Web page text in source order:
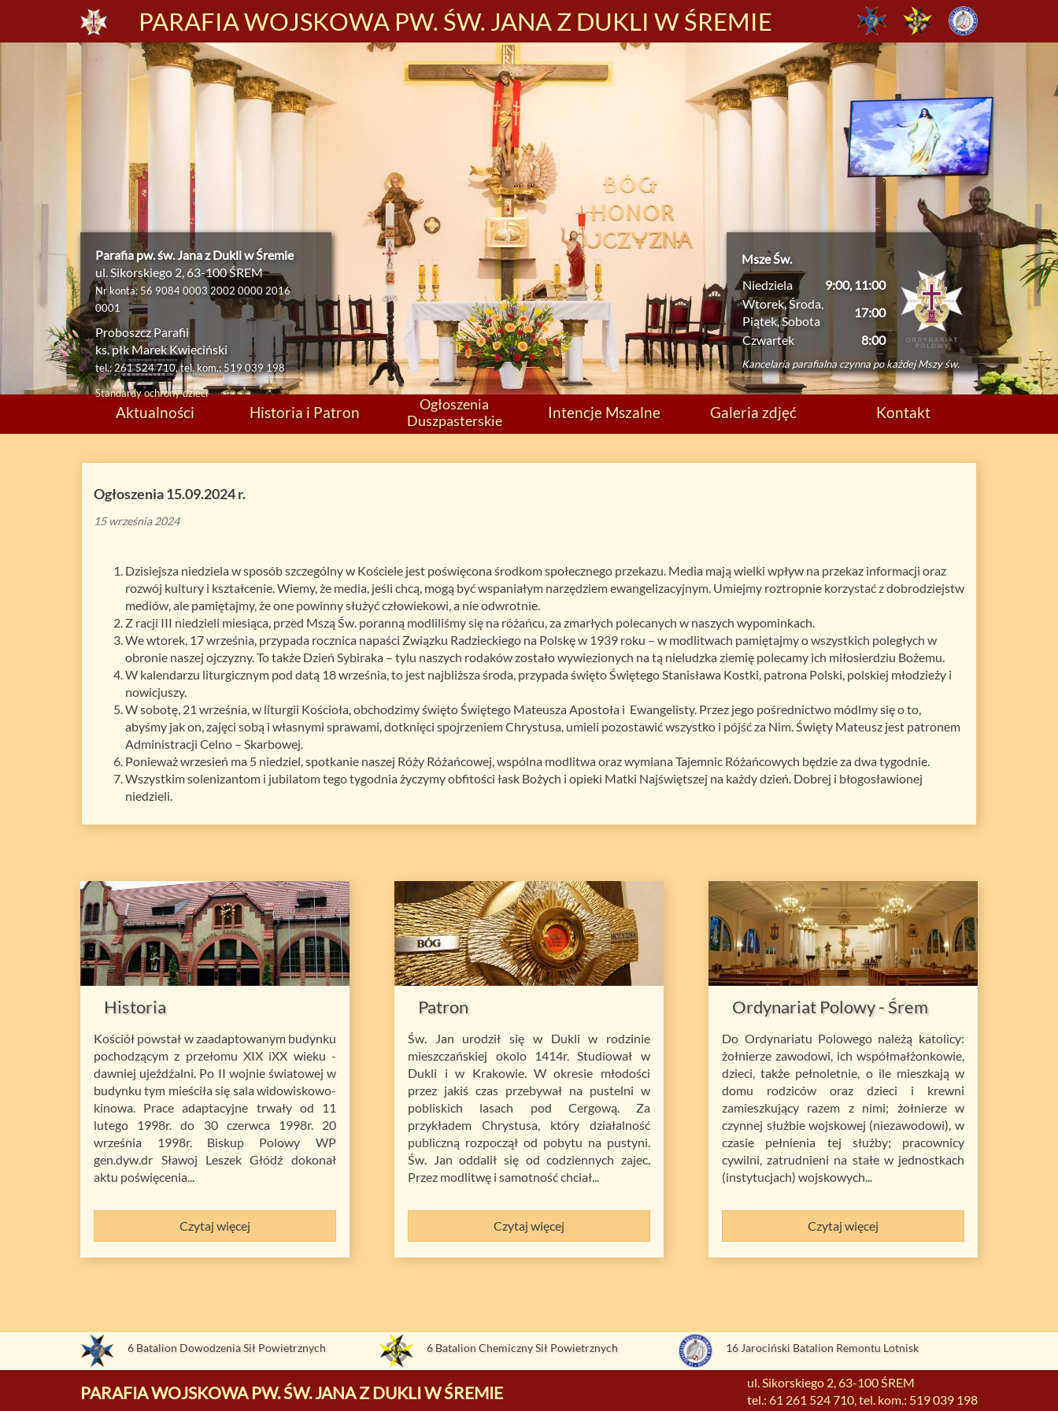
PARAFIA WOJSKOWA PW. ŚW. JANA Z DUKLI W ŚREMIE
Parafia pw. św. Jana z Dukli w Śremie
ul. Sikorskiego 2, 63-100 ŚREM
Nr konta: 56 9084 0003 2002 0000 2016
0001
Proboszcz Parafii
ks. płk Marek Kwieciński
tel.: 261 524 710, tel. kom.: 519 039 198
Standardy ochrony dzieci
Msze Św.
Niedziela
9:00, 11:00
Wtorek, Środa,
Piątek, Sobota
17:00
Czwartek
8:00
Kancelaria parafialna czynna po każdej Mszy św.
Aktualności Historia i Patron
Ogłoszenia
Duszpasterskie
Intencje Mszalne Galeria zdjęć Kontakt
Ogłoszenia 15.09.2024 r.
15 września 2024
Dzisiejsza niedziela w sposób szczególny w Kościele jest poświęcona środkom społecznego przekazu. Media mają wielki wpływ na przekaz informacji oraz
rozwój kultury i kształcenie. Wiemy, że media, jeśli chcą, mogą być wspaniałym narzędziem ewangelizacyjnym. Umiejmy roztropnie korzystać z dobrodziejstw
mediów, ale pamiętajmy, że one powinny służyć człowiekowi, a nie odwrotnie.
Z racji III niedzieli miesiąca, przed Mszą Św. poranną modliliśmy się na różańcu, za zmarłych polecanych w naszych wypominkach.
We wtorek, 17 września, przypada rocznica napaści Związku Radzieckiego na Polskę w 1939 roku – w modlitwach pamiętajmy o wszystkich poległych w
obronie naszej ojczyzny. To także Dzień Sybiraka – tylu naszych rodaków zostało wywiezionych na tą nieludzka ziemię polecamy ich miłosierdziu Bożemu.
W kalendarzu liturgicznym pod datą 18 września, to jest najbliższa środa, przypada święto Świętego Stanisława Kostki, patrona Polski, polskiej młodzieży i
nowicjuszy.
W sobotę, 21 września, w liturgii Kościoła, obchodzimy święto Świętego Mateusza Apostoła i Ewangelisty. Przez jego pośrednictwo módlmy się o to,
abyśmy jak on, zajęci sobą i własnymi sprawami, dotknięci spojrzeniem Chrystusa, umieli pozostawić wszystko i pójść za Nim. Święty Mateusz jest patronem
Administracji Celno – Skarbowej.
Ponieważ wrzesień ma 5 niedziel, spotkanie naszej Róży Różańcowej, wspólna modlitwa oraz wymiana Tajemnic Różańcowych będzie za dwa tygodnie.
Wszystkim solenizantom i jubilatom tego tygodnia życzymy obfitości łask Bożych i opieki Matki Najświętszej na każdy dzień. Dobrej i błogosławionej
niedzieli.
Historia
Kościół powstał w zaadaptowanym budynku
pochodzącym z przełomu XIX iXX wieku -
dawniej ujeżdżalni. Po II wojnie światowej w
budynku tym mieściła się sala widowiskowo-
kinowa. Prace adaptacyjne trwały od 11
lutego 1998r. do 30 czerwca 1998r. 20
września 1998r. Biskup Polowy WP
gen.dyw.dr Sławoj Leszek Głódź dokonał
aktu poświęcenia...
Czytaj więcej
Patron
Św. Jan urodził się w Dukli w rodzinie
mieszczańskiej okolo 1414r. Studiował w
Dukli i w Krakowie. W okresie młodości
przez jakiś czas przebywał na pustelni w
pobliskich lasach pod Cergową. Za
przykładem Chrystusa, który działalność
publiczną rozpoczął od pobytu na pustyni.
Św. Jan oddalił się od codziennych zajec.
Przez modlitwę i samotność chciał...
Czytaj więcej
Ordynariat Polowy - Śrem
Do Ordynariatu Polowego należą katolicy:
żołnierze zawodowi, ich współmałżonkowie,
dzieci, także pełnoletnie, o ile mieszkają w
domu rodziców oraz dzieci i krewni
zamieszkujący razem z nimi; żołnierze w
czynnej służbie wojskowej (niezawodowi), w
czasie pełnienia tej służby; pracownicy
cywilni, zatrudnieni na stałe w jednostkach
(instytucjach) wojskowych...
Czytaj więcej
6 Batalion Dowodzenia Sił Powietrznych 6 Batalion Chemiczny Sił Powietrznych 16 Jarociński Batalion Remontu Lotnisk
PARAFIA WOJSKOWA PW. ŚW. JANA Z DUKLI W ŚREMIE
ul. Sikorskiego 2, 63-100 ŚREM
tel.: 61 261 524 710, tel. kom.: 519 039 198